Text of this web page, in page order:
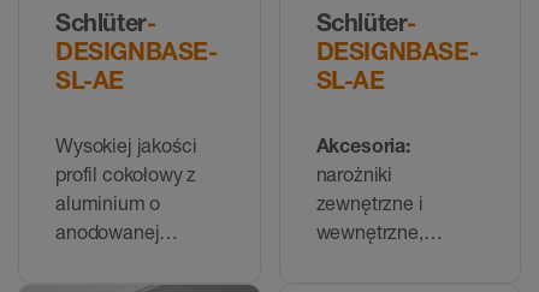
Schlüter-
DESIGNBASE-
SL-AE
Wysokiej jakości
profil cokołowy z
aluminium o
anodowanej
Schlüter-
DESIGNBASE-
SL-AE
Akcesoria:
narożniki
zewnętrzne i
wewnętrzne,